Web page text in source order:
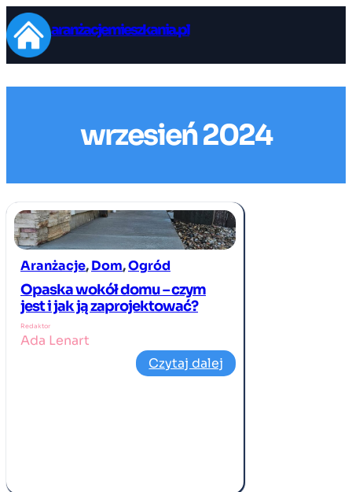
Przejdź
do
treści
aranżacjemieszkania.pl
wrzesień 2024
Aranżacje, Dom, Ogród
Opaska wokół domu – czym
jest i jak ją zaprojektować?
Redaktor
Ada Lenart
Czytaj dalej